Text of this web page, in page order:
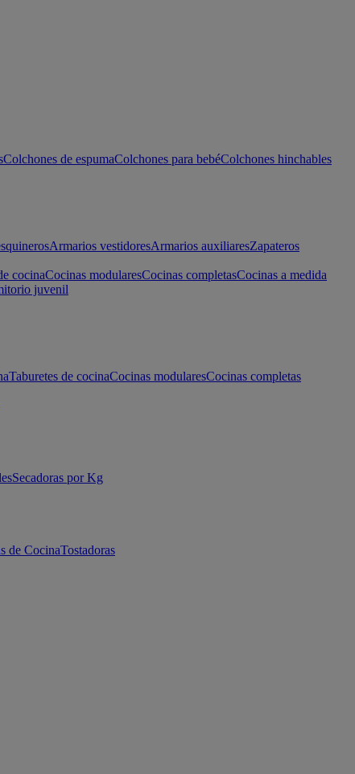
Colchones de espumaColchones para bebéColchones hinchables
Armarios vestidoresArmarios auxiliaresZapateros
cocinaCocinas modularesCocinas completasCocinas a medida
juvenil
Taburetes de cocinaCocinas modularesCocinas completas
Secadoras por Kg
de CocinaTostadoras